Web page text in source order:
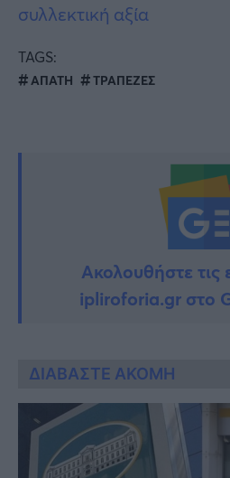
συλλεκτική αξία
TAGS:
ΑΠΑΤΗ ΤΡΑΠΕΖΕΣ
Ακολουθήστε τις
ipliroforia.gr στο
ΔΙΑΒΑΣΤΕ ΑΚΟΜΗ